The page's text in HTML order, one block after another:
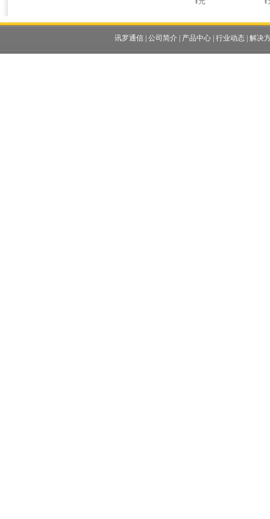
讯罗通信| 公司简介| 产品中心| 行业动态| 解决